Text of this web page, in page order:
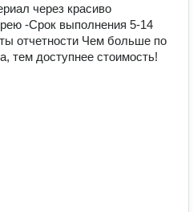
через красиво
-Срок выполнения 5-14
отчетности Чем больше по
тем доступнее стоимость!